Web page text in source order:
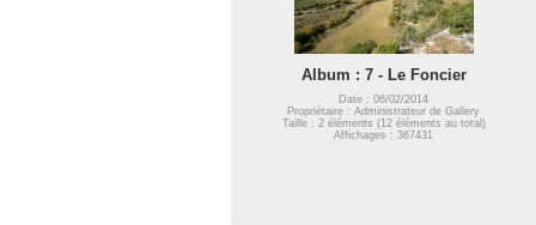
Album : 7 - Le Foncier
Date : 06/02/2014
Propriétaire : Administrateur de Gallery
Taille : 2 éléments (12 éléments au total)
Affichages : 367431